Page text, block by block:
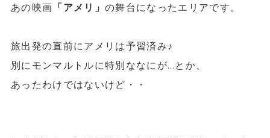
あの映画 「アメリ」 の舞台になったエリアです。
旅出発の直前にアメリは予習済み♪
別にモンマルトルに特別ななにが…とか、
あったわけではないけど・・